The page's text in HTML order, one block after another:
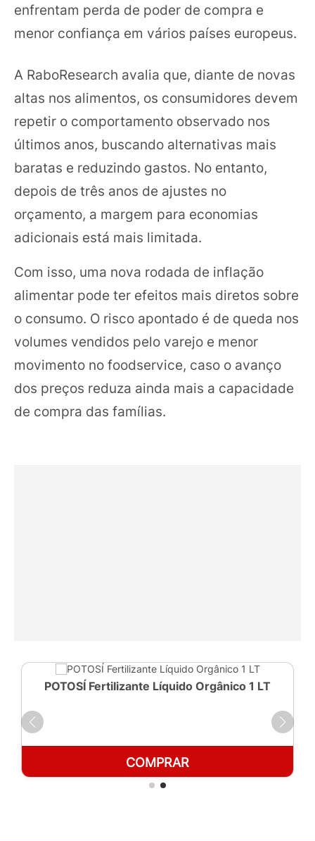
enfrentam perda de poder de compra e
menor confiança em vários países europeus.
A RaboResearch avalia que, diante de novas
altas nos alimentos, os consumidores devem
repetir o comportamento observado nos
últimos anos, buscando alternativas mais
baratas e reduzindo gastos. No entanto,
depois de três anos de ajustes no
orçamento, a margem para economias
adicionais está mais limitada.
Com isso, uma nova rodada de inflação
alimentar pode ter efeitos mais diretos sobre
o consumo. O risco apontado é de queda nos
volumes vendidos pelo varejo e menor
movimento no foodservice, caso o avanço
dos preços reduza ainda mais a capacidade
de compra das famílias.
POTOSÍ Fertilizante Líquido Orgânico 1 LT
COMPRAR